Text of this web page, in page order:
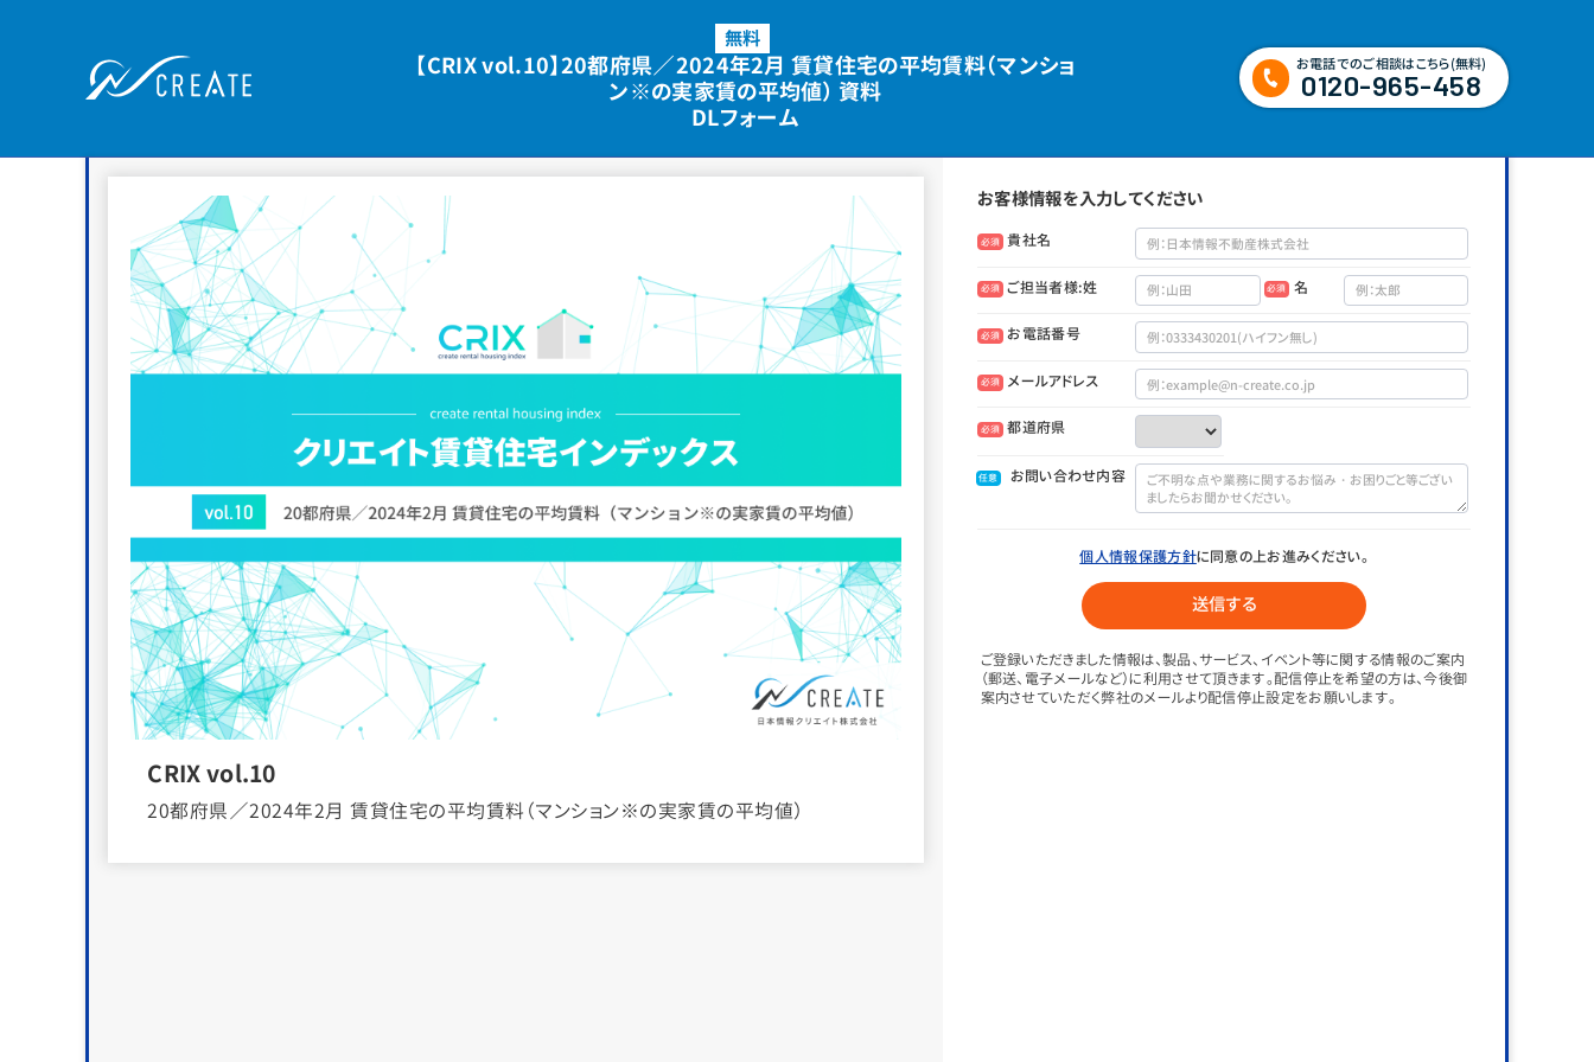
無料
【CRIX vol.10】20都府県／2024年2月 賃貸住宅の平均賃料（マンショ
ン※の実家賃の平均値） 資料
DLフォーム
お電話でのご相談はこちら(無料)
0120-965-458
CRIX vol.10
20都府県／2024年2月 賃貸住宅の平均賃料（マンション※の実家賃の平均値）
お客様情報を入力してください
必須 貴社名
必須 ご担当者様:姓 必須 名
必須 お電話番号
必須 メールアドレス
必須 都道府県
任意 お問い合わせ内容
個人情報保護方針に同意の上お進みください。
ご登録いただきました情報は、製品、サービス、イベント等に関する情報のご案内
（郵送、電子メールなど）に利用させて頂きます。配信停止を希望の方は、今後御
案内させていただく弊社のメールより配信停止設定をお願いします。